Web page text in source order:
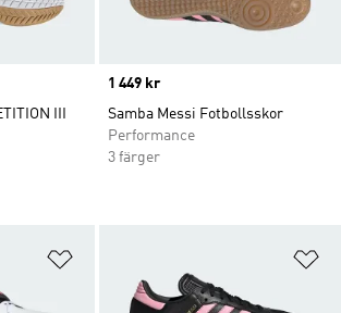
III
Price
1 449 kr
Samba Messi Fotbollsskor
Performance
3 färger